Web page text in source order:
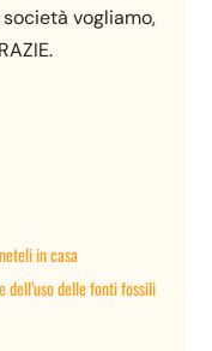
vogliamo,
in casa
delle fonti fossili